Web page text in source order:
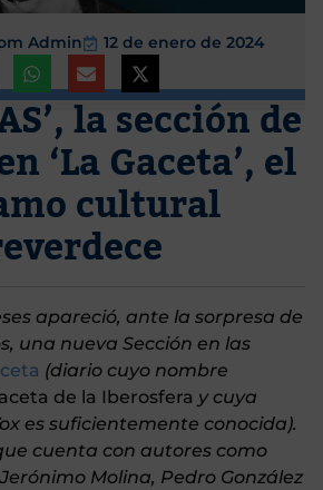
Admin 12 de enero de 2024
la sección de
‘La Gaceta’, el
cultural
apareció, ante la sorpresa de
una nueva Sección en las
(diario cuyo nombre
de la Iberosfera y cuya
es suficientemente conocida).
cuenta con autores como
Molina, Pedro González